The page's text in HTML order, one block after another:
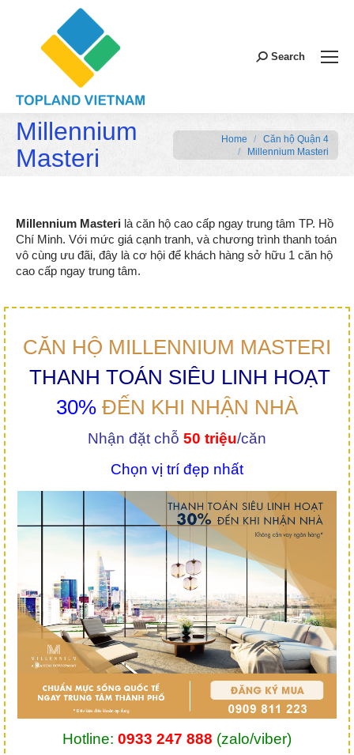
Search:
Search
Millennium
Masteri
You are here:
Home
Căn hộ Quận 4
Millennium Masteri
Millennium Masteri là căn hộ cao cấp ngay trung tâm TP. Hồ
Chí Minh. Với mức giá cạnh tranh, và chương trình thanh toán
vô cùng ưu đãi, đây là cơ hội để khách hàng sở hữu 1 căn hộ
cao cấp ngay trung tâm.
CĂN HỘ MILLENNIUM MASTERI
THANH TOÁN SIÊU LINH HOẠT
30% ĐẾN KHI NHẬN NHÀ
Nhận đặt chỗ 50 triệu/căn
Chọn vị trí đẹp nhất
Hotline: 0933 247 888 (zalo/viber)